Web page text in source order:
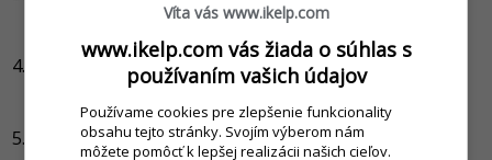
obedového menu, skladajúceho sa z polievky,
hlavného jedla a dezertu.
Ak Vám ponúkané karty nestačia a potrebujete
ponuku rozšíriť, kliknutím na tlačidlo+sa otvorí
formulár pre vytvorenie novej karty.
VyplňteNázovna skladovej karte napr. "Menu 4",
Víta vás www.ikelp.com
www.ikelp.com vás žiada o súhlas s
používaním vašich údajov
Používame cookies pre zlepšenie funkcionality
obsahu tejto stránky. Svojím výberom nám
môžete pomôcť k lepšej realizácii našich cieľov.